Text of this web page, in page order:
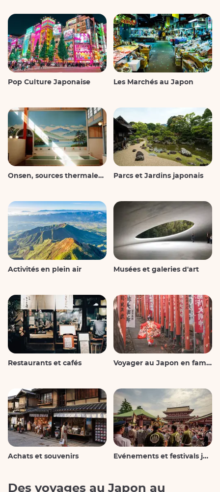
Pop Culture Japonaise Les Marchés au Japon
Onsen, sources thermales et bains publics Parcs et Jardins japonais
Activités en plein air Musées et galeries d'art
Restaurants et cafés Voyager au Japon en famille
Achats et souvenirs Evénements et festivals japonais
Des voyages au Japon au